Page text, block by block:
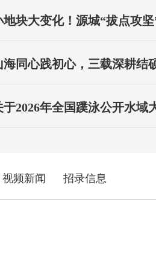
地块大变化！源城“拔点攻
海同心践初心，三载深耕
于2026年全国蹼泳公开水域
视频新闻 招录信息